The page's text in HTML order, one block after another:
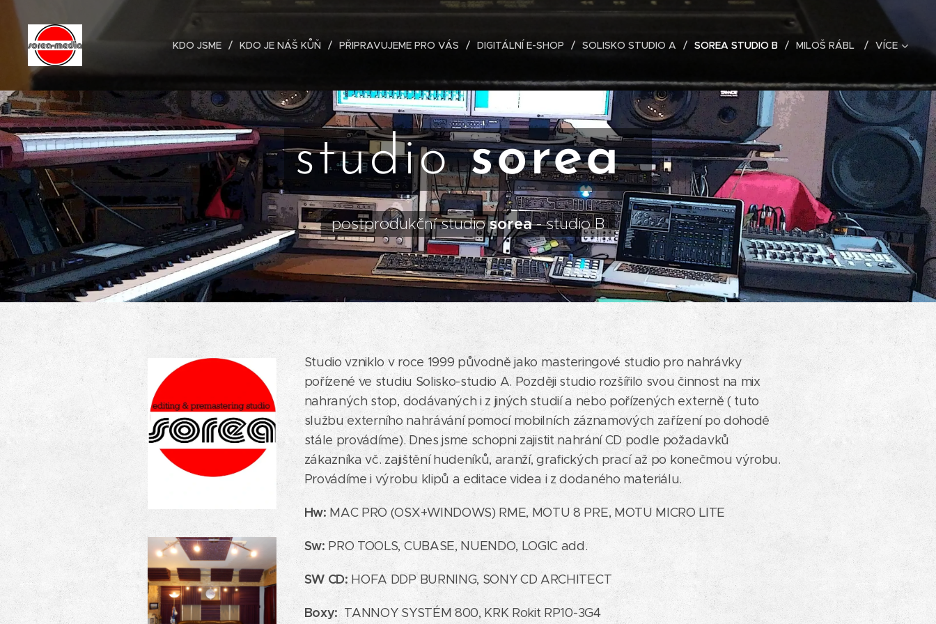
KDO JSME KDO JE NÁŠ KŮŇ PŘIPRAVUJEME PRO VÁS DIGITÁLNÍ E-SHOP SOLISKO STUDIO A SOREA STUDIO B MILOŠ RÁBL VÍCE
studiosorea
postprodukční studiosorea- studio B
Studio vzniklo v roce 1999 původně jako masteringové studio pro nahrávky
pořízené ve studiu Solisko-studio A. Později studio rozšířilo svou činnost na mix
nahraných stop, dodávaných i z jiných studií a nebo pořízených externě ( tuto
službu externího nahrávání pomocí mobilních záznamových zařízení po dohodě
stále provádíme). Dnes jsme schopni zajistit nahrání CD podle požadavků
zákazníka vč. zajištění hudeníků, aranží, grafických prací až po konečmou výrobu.
Provádíme i výrobu klipů a editace videa i z dodaného materiálu.
Hw: MAC PRO (OSX+WINDOWS) RME, MOTU 8 PRE, MOTU MICRO LITE
Sw: PRO TOOLS, CUBASE, NUENDO, LOGIC add.
SW CD: HOFA DDP BURNING, SONY CD ARCHITECT
Boxy:TANNOY SYSTÉM 800, KRK Rokit RP10-3G4